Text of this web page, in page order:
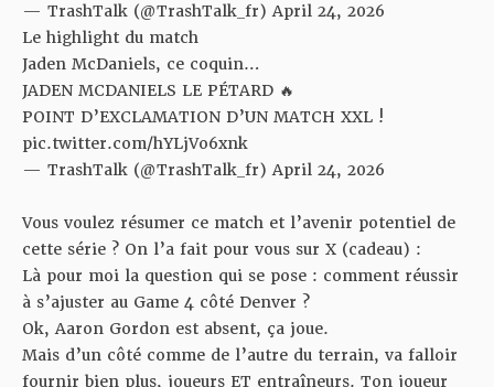
— TrashTalk (@TrashTalk_fr)April 24, 2026
Le highlight du match
Jaden McDaniels, ce coquin…
JADEN MCDANIELS LE PÉTARD 🔥
POINT D’EXCLAMATION D’UN MATCH XXL !
pic.twitter.com/hYLjVo6xnk
— TrashTalk (@TrashTalk_fr)April 24, 2026
Vous voulez résumer ce match et l’avenir potentiel de
cette série ? On l’a fait pour vous sur X (cadeau) :
Là pour moi la question qui se pose : comment réussir
à s’ajuster au Game 4 côté Denver ?
Ok, Aaron Gordon est absent, ça joue.
Mais d’un côté comme de l’autre du terrain, va falloir
fournir bien plus, joueurs ET entraîneurs. Ton joueur